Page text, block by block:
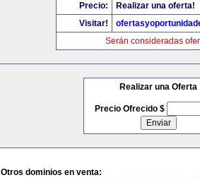
Precio:
Realizar una oferta!
Visitar!
Serán consideradas
Realizar una Oferta
Precio Ofrecido $
Otros dominios en venta: